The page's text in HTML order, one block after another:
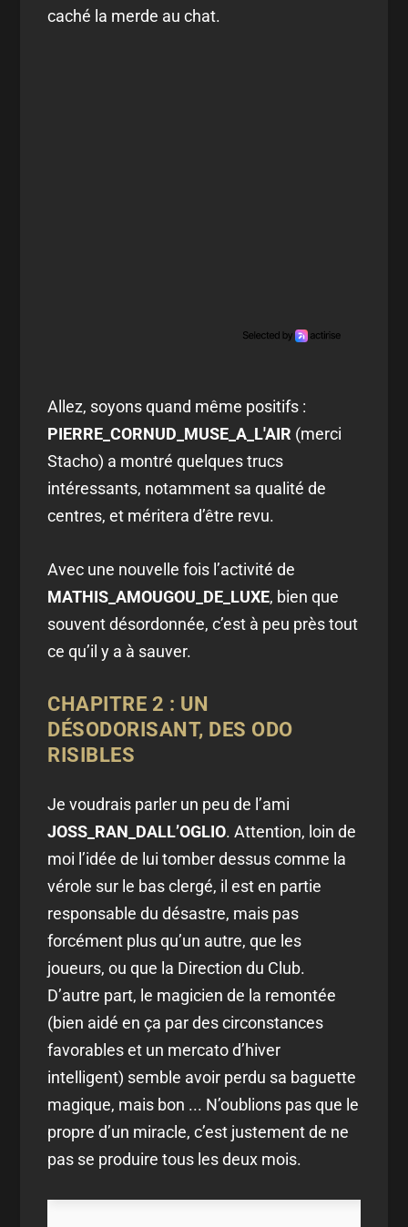
caché la merde au chat.
Allez, soyons quand même positifs :
PIERRE_CORNUD_MUSE_A_L'AIR (merci
Stacho) a montré quelques trucs
intéressants, notamment sa qualité de
centres, et méritera d’être revu.
Avec une nouvelle fois l’activité de
MATHIS_AMOUGOU_DE_LUXE, bien que
souvent désordonnée, c’est à peu près tout
ce qu’il y a à sauver.
CHAPITRE 2 : UN
DÉSODORISANT, DES ODO
RISIBLES
Je voudrais parler un peu de l’ami
JOSS_RAN_DALL’OGLIO. Attention, loin de
moi l’idée de lui tomber dessus comme la
vérole sur le bas clergé, il est en partie
responsable du désastre, mais pas
forcément plus qu’un autre, que les
joueurs, ou que la Direction du Club.
D’autre part, le magicien de la remontée
(bien aidé en ça par des circonstances
favorables et un mercato d’hiver
intelligent) semble avoir perdu sa baguette
magique, mais bon ... N’oublions pas que le
propre d’un miracle, c’est justement de ne
pas se produire tous les deux mois.